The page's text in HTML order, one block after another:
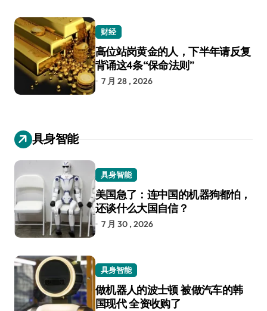
财经
高位站岗黄金的人，下半年请反复
背诵这4条“保命法则”
7 月 28 , 2026
具身智能
具身智能
美国急了：连中国的机器狗都怕，
还谈什么大国自信？
7 月 30 , 2026
具身智能
做机器人的波士顿 被做汽车的韩
国现代 全资收购了